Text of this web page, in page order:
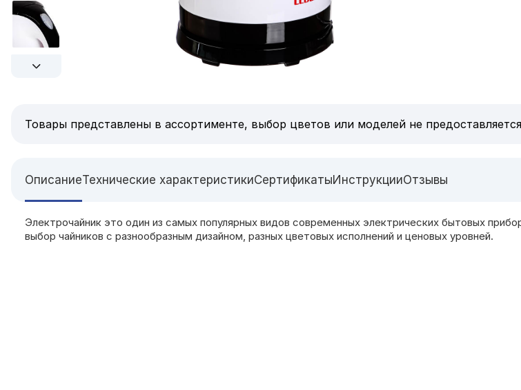
Товары представлены в ассортименте, выбор цветов или моделей не
ОписаниеТехнические характеристикиСертификатыИнструкцииОтзывы
Электрочайник это один из самых популярных видов современных электрических бытовых
выбор чайников с разнообразным дизайном, разных цветовых исполнений и ценовых уровней.